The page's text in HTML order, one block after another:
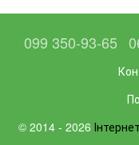
099 350-93-65
© 2014 - 2026